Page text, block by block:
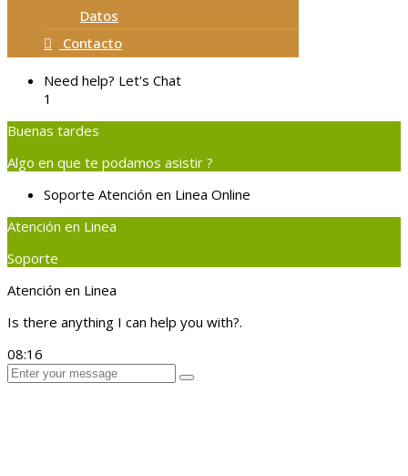
Datos
Contacto
Need help? Let's Chat
1
Buenas tardes
Algo en que te podamos asistir ?
Soporte Atención en Linea Online
Atención en Linea
Soporte
Atención en Linea
Is there anything I can help you with?.
08:16